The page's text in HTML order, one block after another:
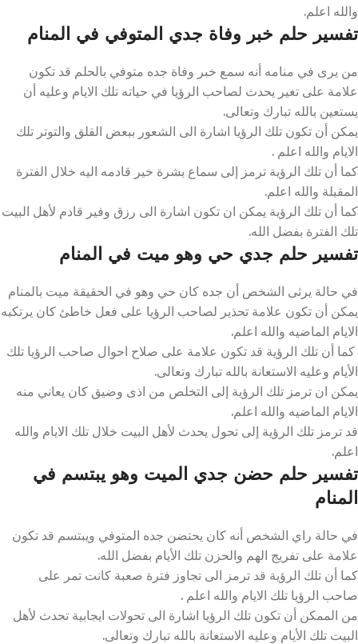
والله اعلم.
تفسير حلم خبر وفاة جدي المتوفي في المنام
من يرى في منامه أنه سمع خبر وفاة جده متوفي بالحلم قد تكون
علامة على تغير يحدث لصاحب الرؤيا في حياته تلك الايام وعليه أن
يستعين بالله تبارك وتعالى.
يمكن أن تكون تلك الرؤيا اشارة الى الشعور ببعض القلق والتوتر تلك
الايام والله اعلم .
كما أن تلك الرؤية ترمز إلى سماع بشرة خير قادمه اليه خلال الفترة
المقبلة والله اعلم.
كما أن تلك الرؤية يمكن ان تكون اشارة الى رزق وفير قادم لأهل البيت
تلك الفترة بفضل الله.
تفسير حلم جدي حي وهو ميت في المنام
في حالة يرثى الشخص أن جده كان حي وهو في الحقيقة ميت بالمنام
يمكن أن تكون علامة تحذير لصاحب الرؤيا على فعل خاطئ كان يرتكبه
الايام الماضيه والله اعلم.
كما أن تلك الرؤية قد تكون علامة على صلاح احوال صاحب الرؤيا تلك
الأيام وعليه الاستعانة بالله تبارك وتعالى.
يمكن ان ترمز تلك الرؤية إلى التخلص من اذى وضيق كان يعاني منه
الايام الماضيه والله اعلم.
قد ترمز تلك الرؤية إلى تحول يحدث لأهل البيت خلال تلك الايام والله
اعلم.
تفسير حلم حضن جدي الميت وهو يبتسم في
المنام
في حالة راي الشخص أنه كان يحتضن جده المتوفي ويبتسم قد تكون
علامة على تفريج الهم والحزن تلك الأيام بفضل الله.
كما أن تلك الرؤية قد ترمز الى تجاوز فترة صعبة كانت تمر على
صاحب الرؤيا تلك الايام والله اعلم .
من الممكن أن تكون تلك الرؤيا اشارة الى تحولات ايجابية تحدث لأهل
البيت تلك الأيام وعليه الاستعانة بالله تبارك وتعالى.